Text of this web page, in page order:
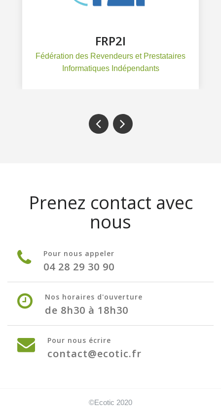
FRP2I
Fédération des Revendeurs et Prestataires
Prenez contact avec
nous
Pour nous appeler
Nos horaires d'ouverture
Pour nous écrire